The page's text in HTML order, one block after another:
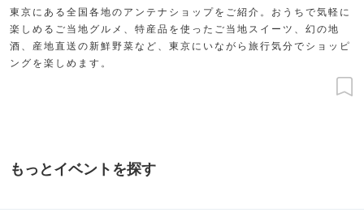
東京にある全国各地のアンテナショップをご紹介。おうちで気軽に
楽しめるご当地グルメ、特産品を使ったご当地スイーツ、幻の地
酒、産地直送の新鮮野菜など、東京にいながら旅行気分でショッピ
ングを楽しめます。
もっとイベントを探す